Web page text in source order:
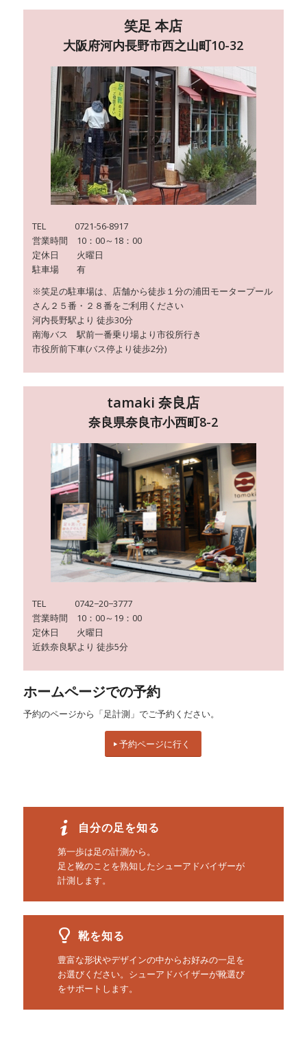
笑足 本店
大阪府河内長野市西之山町10-32
TEL 0721-56-8917
営業時間 10：00～18：00
定休日 火曜日
駐車場 有
※笑足の駐車場は、店舗から徒歩１分の浦田モータープール
さん２５番・２８番をご利用ください
河内長野駅より 徒歩30分
南海バス 駅前一番乗り場より市役所行き
市役所前下車(バス停より徒歩2分)
tamaki 奈良店
奈良県奈良市小西町8-2
TEL 0742−20−3777
営業時間 10：00～19：00
定休日 火曜日
近鉄奈良駅より 徒歩5分
ホームページでの予約
予約のページから「足計測」でご予約ください。
予約ページに行く
自分の足を知る
第一歩は足の計測から。
足と靴のことを熟知したシューアドバイザーが
計測します。
靴を知る
豊富な形状やデザインの中からお好みの一足を
お選びください。シューアドバイザーが靴選び
をサポートします。